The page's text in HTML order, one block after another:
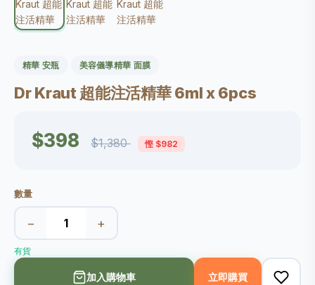
精華 安瓶 美容儀導精華 面膜
Dr Kraut 超能注活精華 6ml x 6pcs
$398 $1,380 慳 $982
數量
− +
有貨
加入購物車 立即購買